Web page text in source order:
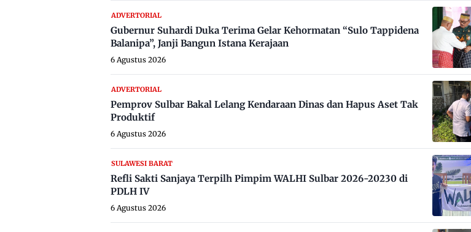
ADVERTORIAL
Gubernur Suhardi Duka Terima Gelar Kehormatan “Sulo Tappidena
Balanipa”, Janji Bangun Istana Kerajaan
6 Agustus 2026
ADVERTORIAL
Pemprov Sulbar Bakal Lelang Kendaraan Dinas dan Hapus Aset Tak
Produktif
6 Agustus 2026
SULAWESI BARAT
Refli Sakti Sanjaya Terpilh Pimpim WALHI Sulbar 2026-20230 di
PDLH IV
6 Agustus 2026